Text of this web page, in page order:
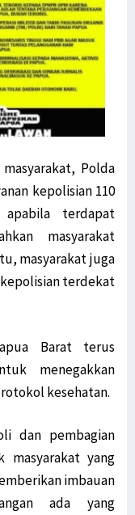
Polda
kepolisian 110
terdapat
masyarakat
masyarakat juga
terdekat
Barat terus
menegakkan
kesehatan.
dan pembagian
masyarakat yang
imbauan
ada yang